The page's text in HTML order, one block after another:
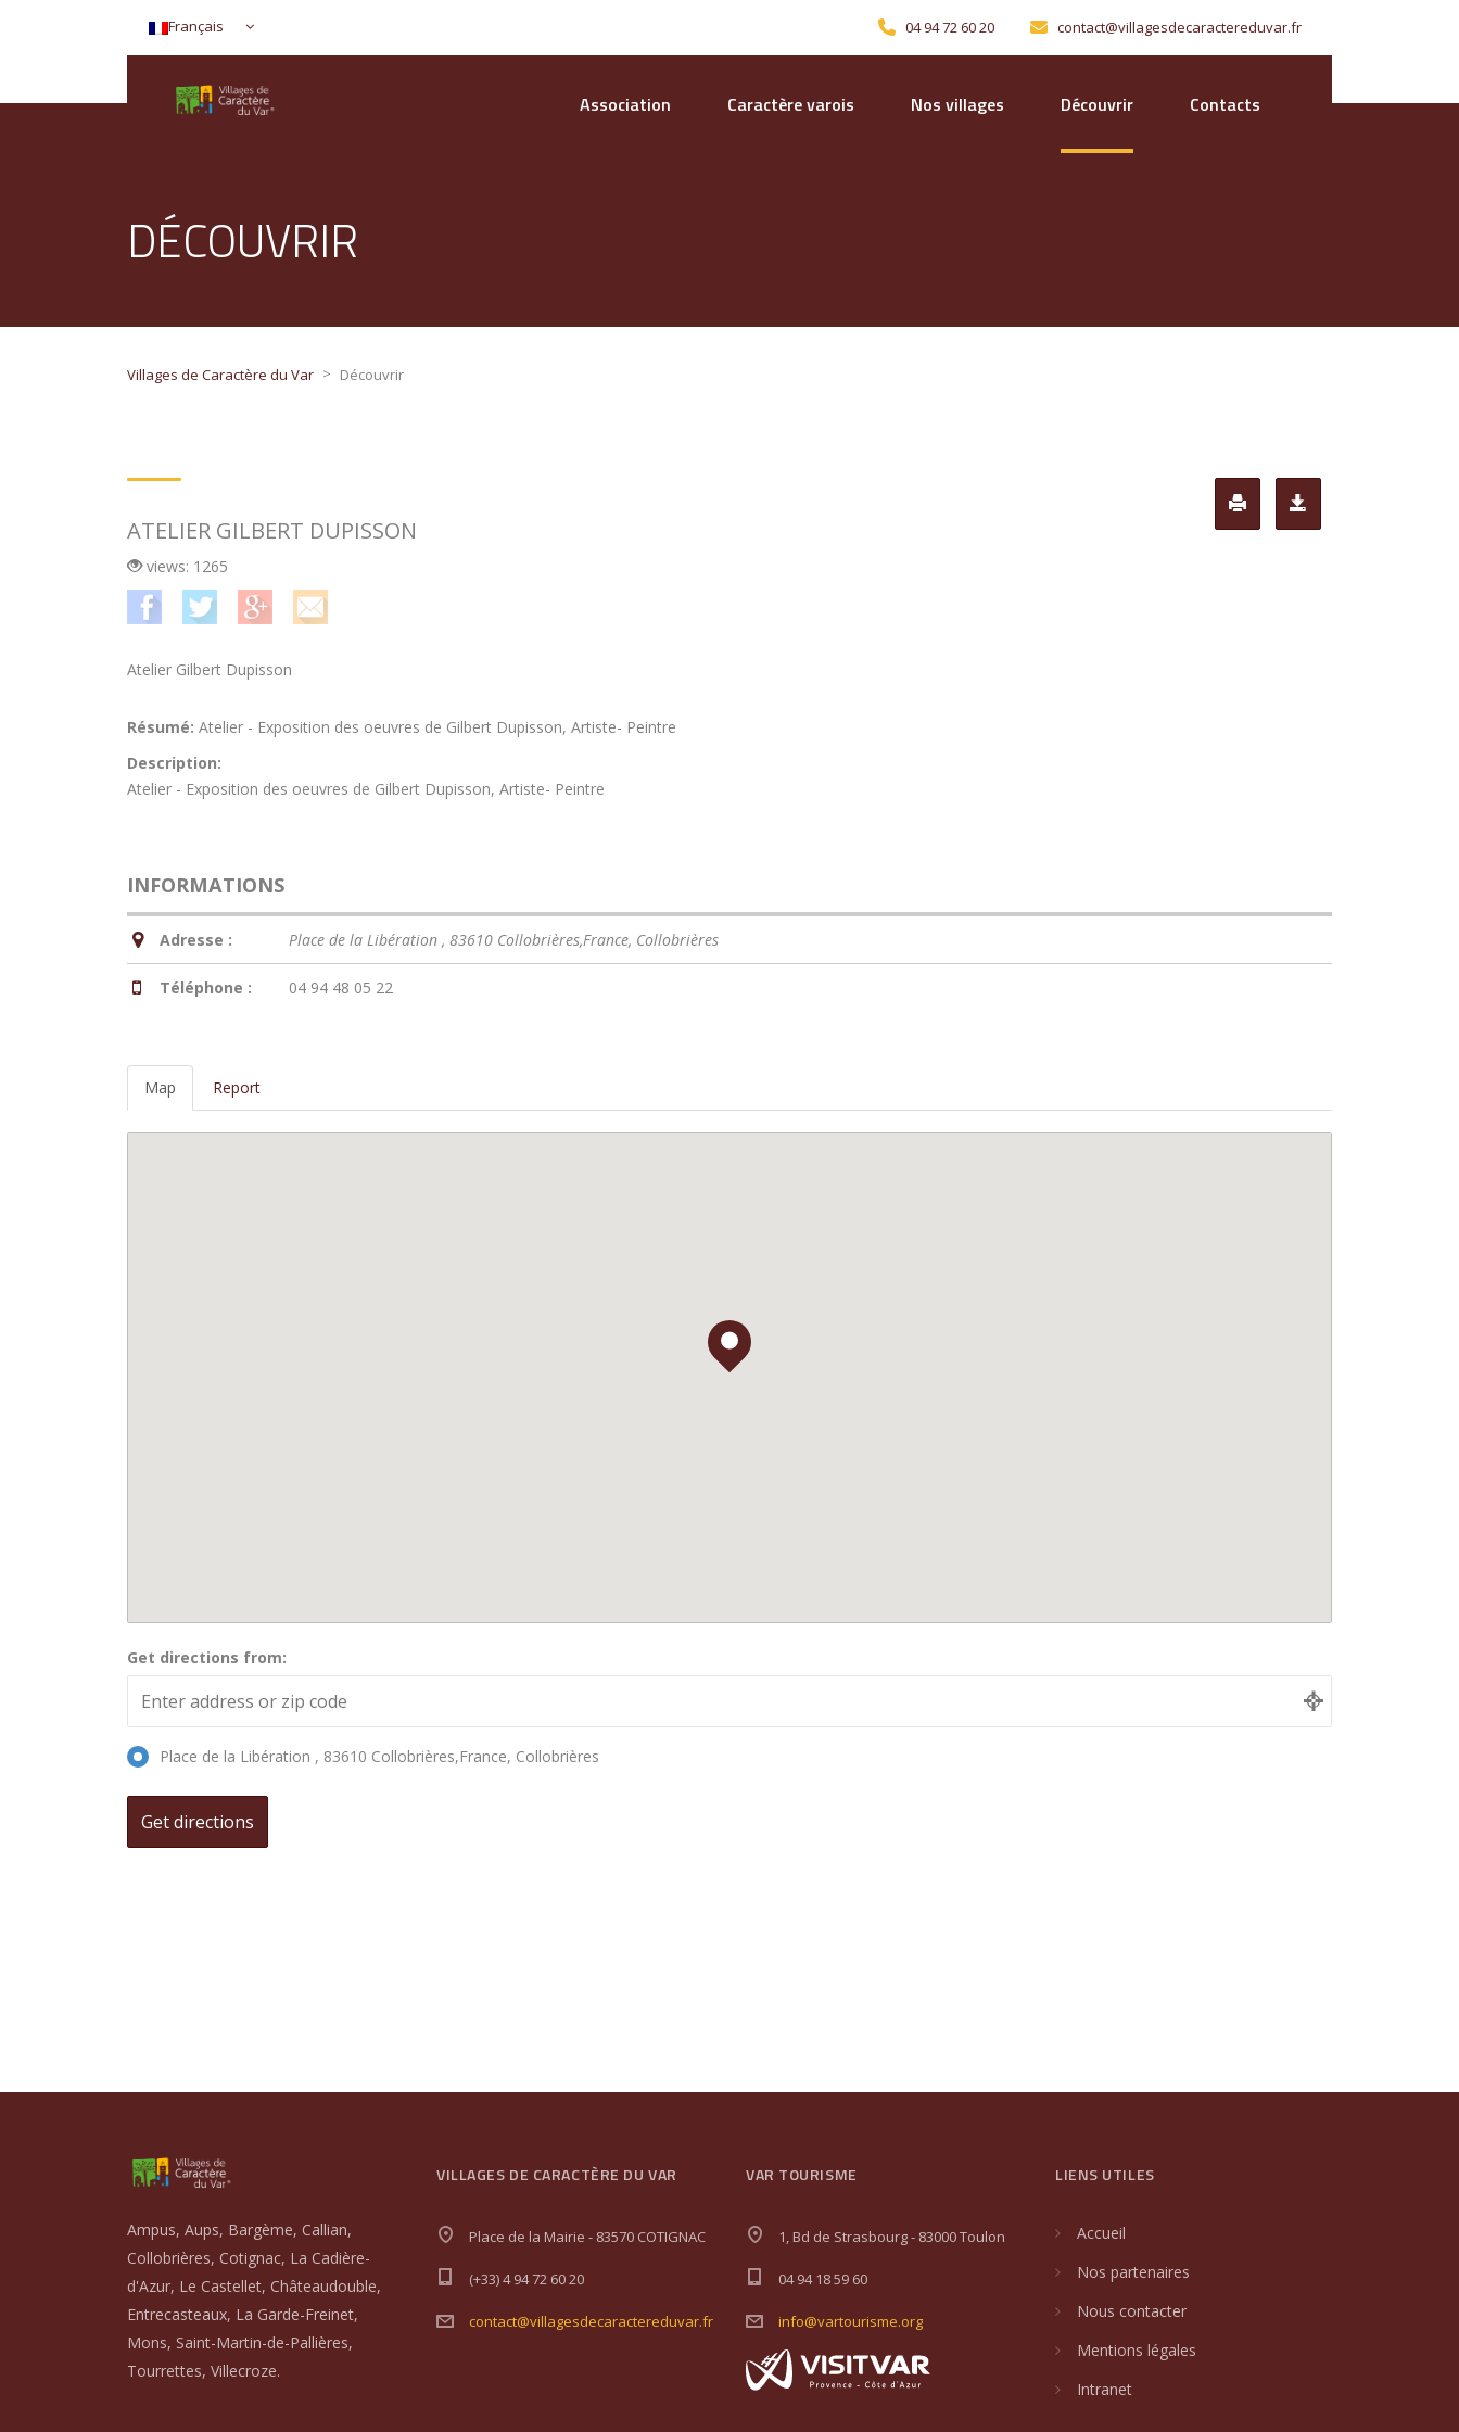
Français 04 94 72 60 20 contact@villagesdecaractereduvar.fr
Association Caractère varois Nos villages Découvrir Contacts
DÉCOUVRIR
Villages de Caractère du Var > Découvrir
ATELIER GILBERT DUPISSON
views: 1265
Atelier Gilbert Dupisson
Résumé: Atelier - Exposition des oeuvres de Gilbert Dupisson, Artiste- Peintre
Description:
Atelier - Exposition des oeuvres de Gilbert Dupisson, Artiste- Peintre
INFORMATIONS
Adresse : Place de la Libération , 83610 Collobrières,France, Collobrières
Téléphone : 04 94 48 05 22
Map Report
Get directions from:
Place de la Libération , 83610 Collobrières,France, Collobrières
Ampus, Aups, Bargème, Callian,
Collobrières, Cotignac, La Cadière-
d'Azur, Le Castellet, Châteaudouble,
Entrecasteaux, La Garde-Freinet,
Mons, Saint-Martin-de-Pallières,
Tourrettes, Villecroze.
VILLAGES DE CARACTÈRE DU VAR
Place de la Mairie - 83570 COTIGNAC
(+33) 4 94 72 60 20
contact@villagesdecaractereduvar.fr
VAR TOURISME
1, Bd de Strasbourg - 83000 Toulon
04 94 18 59 60
info@vartourisme.org
LIENS UTILES
Accueil
Nos partenaires
Nous contacter
Mentions légales
Intranet